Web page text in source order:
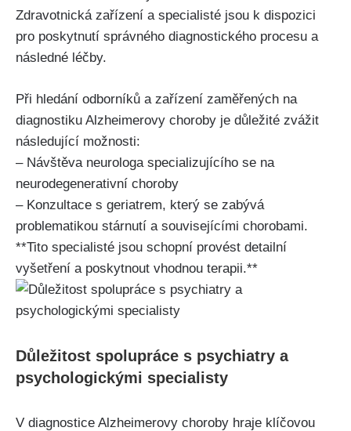
Zdravotnická zařízení a specialisté jsou k dispozici
pro poskytnutí správného diagnostického procesu a
následné léčby.
Při hledání odborníků a zařízení zaměřených na
diagnostiku Alzheimerovy choroby je důležité zvážit
následující možnosti:
– Návštěva neurologa specializujícího se na
neurodegenerativní choroby
– Konzultace s geriatrem, který se zabývá
problematikou stárnutí a souvisejícími chorobami.
**Tito specialisté jsou schopní provést detailní
vyšetření a poskytnout vhodnou terapii.**
Důležitost spolupráce s psychiatry a
psychologickými specialisty
V diagnostice Alzheimerovy choroby hraje klíčovou